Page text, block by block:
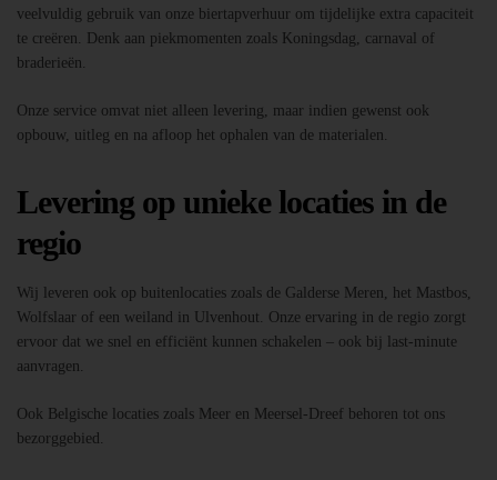
veelvuldig gebruik van onze biertapverhuur om tijdelijke extra capaciteit
te creëren. Denk aan piekmomenten zoals Koningsdag, carnaval of
braderieën.
Onze service omvat niet alleen levering, maar indien gewenst ook
opbouw, uitleg en na afloop het ophalen van de materialen.
Levering op unieke locaties in de
regio
Wij leveren ook op buitenlocaties zoals de Galderse Meren, het Mastbos,
Wolfslaar of een weiland in Ulvenhout. Onze ervaring in de regio zorgt
ervoor dat we snel en efficiënt kunnen schakelen – ook bij last-minute
aanvragen.
Ook Belgische locaties zoals Meer en Meersel-Dreef behoren tot ons
bezorggebied.